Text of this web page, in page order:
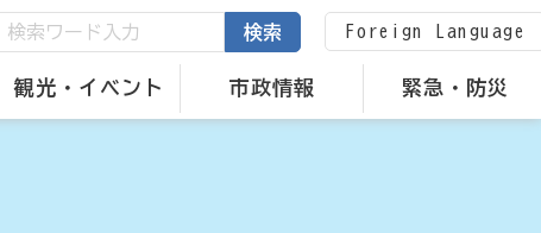
観光・イベント 市政情報 緊急・防災
検索 Foreign Language